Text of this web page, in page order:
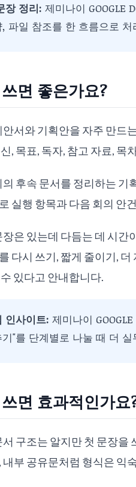
장 정리: 제미나이 GOOGLE
, 파일 참조를 한 흐름으로
면 좋은가요?
안서와 기획안을 자주 만드
, 목표, 독자, 참고 자료, 목
의 후속 문서를 정리하는 기
실행 항목과 다음 회의 안
장은 있는데 다듬는 데 시간
다시 쓰기, 짧게 줄이기,
있다고 안내합니다.
인사이트: 제미나이
기"를 단계별로 나눌 때 더
면 효과적인가요
서 구조는 알지만 첫 문장을
내부 공유문처럼 형식은 익